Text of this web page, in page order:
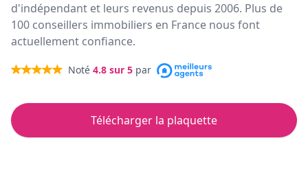
d'indépendant et leurs revenus depuis 2006. Plus de
100 conseillers immobiliers en France nous font
actuellement confiance.
Noté 4.8 sur 5 par
Télécharger la plaquette